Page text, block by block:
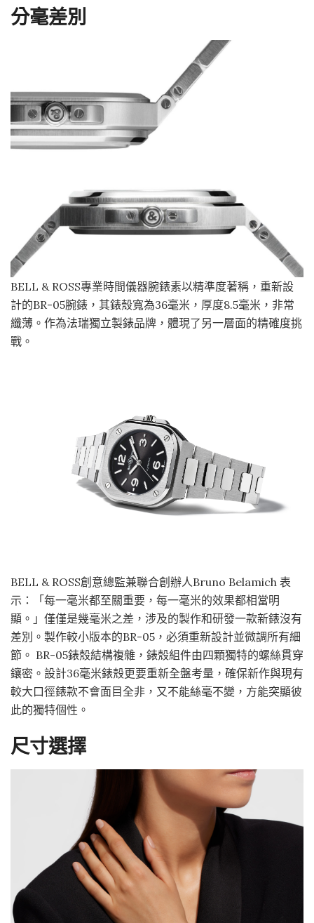
分毫差別
BELL & ROSS專業時間儀器腕錶素以精準度著稱，重新設
計的BR-05腕錶，其錶殼寬為36毫米，厚度8.5毫米，非常
纖薄。作為法瑞獨立製錶品牌，體現了另一層面的精確度挑
戰。
BELL & ROSS創意總監兼聯合創辦人Bruno Belamich 表
示：「每一毫米都至關重要，每一毫米的效果都相當明
顯。」僅僅是幾毫米之差，涉及的製作和研發一款新錶沒有
差別。製作較小版本的BR-05，必須重新設計並微調所有細
節。 BR-05錶殼結構複雜，錶殼組件由四顆獨特的螺絲貫穿
鑲密。設計36毫米錶殼更要重新全盤考量，確保新作與現有
較大口徑錶款不會面目全非，又不能絲毫不變，方能突顯彼
此的獨特個性。
尺寸選擇